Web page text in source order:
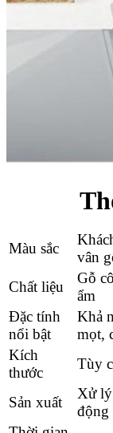
Màu sắc
vân
Chất liệu
Gỗ
ẩm
Đặc tính
nổi bật
Khả
mọt,
Kích
thước
Tùy
Sản xuất
Xử lý
động